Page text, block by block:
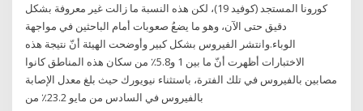
كورونا المستجد (كوفيد 19)، لكن هذه النسبة ما زالت غير معروفة بشكل
دقيق حتى الآن، وهو ما يضعُ صعوبات أمام الباحثين في مواجهة
الوباء.وانتشر الفيروس بشكل كبير وأوضحت الهيئة أنّ نتيجة هذه
الاختبارات أظهرت أنّ ما بين 1 و5.8٪ من سكان هذه المناطق كانوا
مصابين بالفيروس في تلك الفترة، باستثناء نيويورك حيث بلغ معدل الإصابة
بالفيروس في السادس من مايو 23.2٪ من